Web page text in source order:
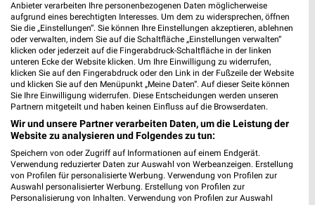
📅 Kalendereintrag erstellen
PROSPEKT BLÄTTERN
Anbieter verarbeiten Ihre personenbezogenen Daten möglicherweise
aufgrund eines berechtigten Interesses. Um dem zu widersprechen, öffnen
Sie die „Einstellungen“. Sie können Ihre Einstellungen akzeptieren, ablehnen
oder verwalten, indem Sie auf die Schaltfläche „Einstellungen verwalten“
klicken oder jederzeit auf die Fingerabdruck-Schaltfläche in der linken
unteren Ecke der Website klicken. Um Ihre Einwilligung zu widerrufen,
klicken Sie auf den Fingerabdruck oder den Link in der Fußzeile der Website
und klicken Sie auf den Menüpunkt „Meine Daten“. Auf dieser Seite können
Sie Ihre Einwilligung widerrufen. Diese Entscheidungen werden unseren
Partnern mitgeteilt und haben keinen Einfluss auf die Browserdaten.
Wir und unsere Partner verarbeiten Daten, um die Leistung der
Website zu analysieren und Folgendes zu tun:
Speichern von oder Zugriff auf Informationen auf einem Endgerät.
Verwendung reduzierter Daten zur Auswahl von Werbeanzeigen. Erstellung
von Profilen für personalisierte Werbung. Verwendung von Profilen zur
Auswahl personalisierter Werbung. Erstellung von Profilen zur
Personalisierung von Inhalten. Verwendung von Profilen zur Auswahl